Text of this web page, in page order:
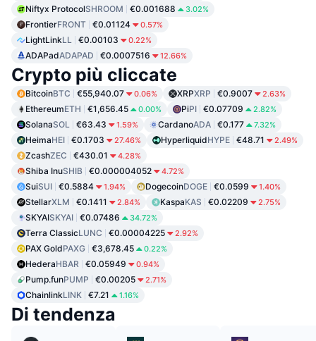
Niftyx ProtocolSHROOM €0.001688 3.02%
FrontierFRONT €0.01124 0.57%
LightLinkLL €0.00103 0.22%
ADAPadADAPAD €0.0007516 12.66%
Crypto più cliccate
BitcoinBTC €55,940.07 0.06% XRPXRP €0.9007 2.63%
EthereumETH €1,656.45 0.00% PiPI €0.07709 2.82%
SolanaSOL €63.43 1.59% CardanoADA €0.177 7.32%
HeimaHEI €0.1703 27.46% HyperliquidHYPE €48.71 2.49%
ZcashZEC €430.01 4.28%
Shiba InuSHIB €0.000004052 4.72%
SuiSUI €0.5884 1.94% DogecoinDOGE €0.0599 1.40%
StellarXLM €0.1411 2.84% KaspaKAS €0.02209 2.75%
SKYAISKYAI €0.07486 34.72%
Terra ClassicLUNC €0.00004225 2.92%
PAX GoldPAXG €3,678.45 0.22%
HederaHBAR €0.05949 0.94%
Pump.funPUMP €0.00205 2.71%
ChainlinkLINK €7.21 1.16%
Di tendenza